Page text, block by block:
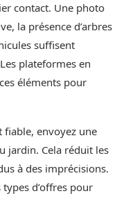
contact. Une photo
la présence d’arbres
suffisent
plateformes en
éléments pour
fiable, envoyez une
jardin. Cela réduit les
à des imprécisions.
d’offres pour